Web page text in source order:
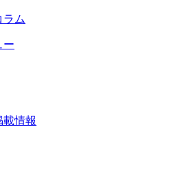
ラム
ー
載情報